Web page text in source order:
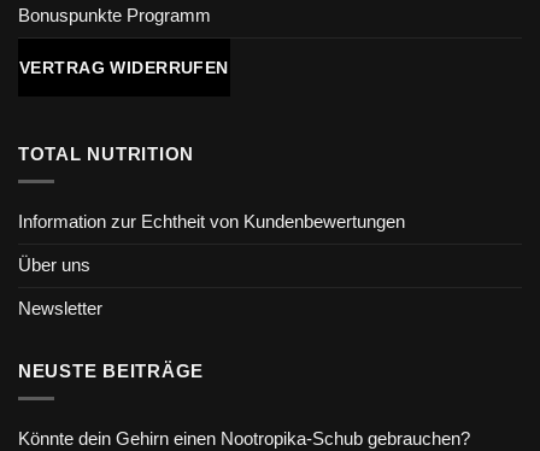
Bonuspunkte Programm
VERTRAG WIDERRUFEN
TOTAL NUTRITION
Information zur Echtheit von Kundenbewertungen
Über uns
Newsletter
NEUSTE BEITRÄGE
Könnte dein Gehirn einen Nootropika-Schub gebrauchen?